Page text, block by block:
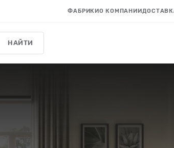
ФАБРИКИО КОМПАНИИ
НАЙТИ